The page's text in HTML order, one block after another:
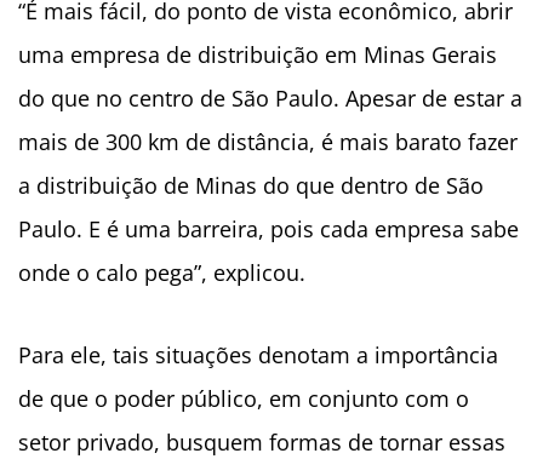
“É mais fácil, do ponto de vista econômico, abrir
uma empresa de distribuição em Minas Gerais
do que no centro de São Paulo. Apesar de estar a
mais de 300 km de distância, é mais barato fazer
a distribuição de Minas do que dentro de São
Paulo. E é uma barreira, pois cada empresa sabe
onde o calo pega”, explicou.
Para ele, tais situações denotam a importância
de que o poder público, em conjunto com o
setor privado, busquem formas de tornar essas